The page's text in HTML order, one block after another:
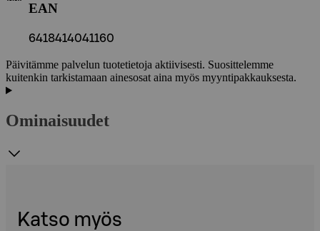
EAN
6418414041160
Päivitämme palvelun tuotetietoja aktiivisesti. Suosittelemme
kuitenkin tarkistamaan ainesosat aina myös myyntipakkauksesta.
Ominaisuudet
Katso myös